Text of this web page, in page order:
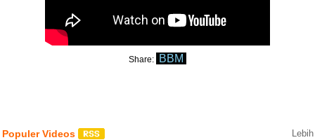
Share: BBM
Populer Videos Lebih